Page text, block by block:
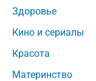
Здоровье
Кино и сериалы
Красота
Материнство